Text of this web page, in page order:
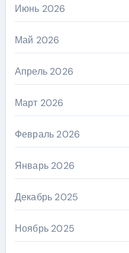
Июнь 2026
Май 2026
Апрель 2026
Март 2026
Февраль 2026
Январь 2026
Декабрь 2025
Ноябрь 2025